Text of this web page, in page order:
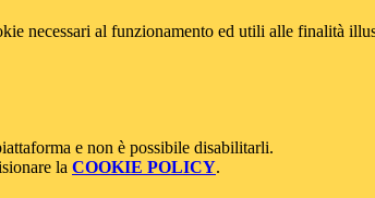
necessari al funzionamento ed utili alle finalità
e non è possibile disabilitarli.
la COOKIE POLICY.